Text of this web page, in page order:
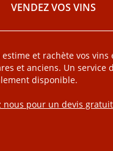
VENDEZ VOS VINS
estime et rachète vos vins
et anciens. Un service
disponible.
nous pour un devis gratuit